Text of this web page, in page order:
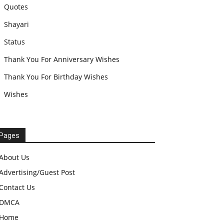
Quotes
Shayari
Status
Thank You For Anniversary Wishes
Thank You For Birthday Wishes
Wishes
Pages
Us
Guest Post
Us
DMCA
Home